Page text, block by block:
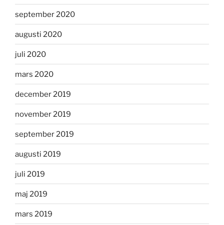
september 2020
augusti 2020
juli 2020
mars 2020
december 2019
november 2019
september 2019
augusti 2019
juli 2019
maj 2019
mars 2019